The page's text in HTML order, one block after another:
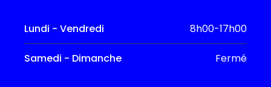
Lundi - Vendredi 8h00-17h00
Samedi - Dimanche Fermé